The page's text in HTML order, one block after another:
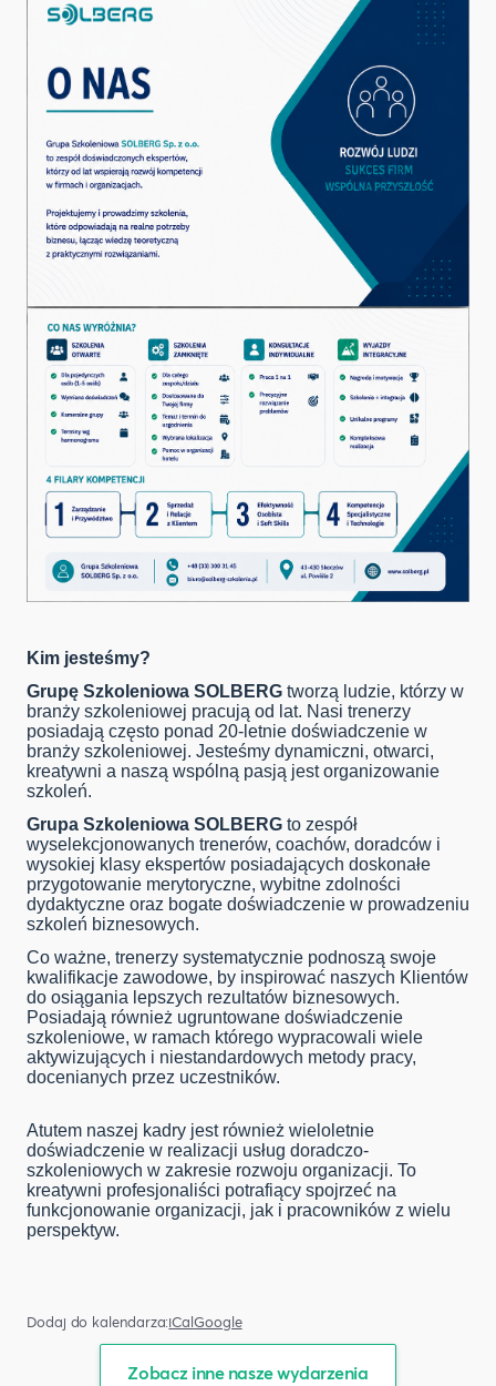
Kim jesteśmy?
Grupę Szkoleniowa SOLBERG tworzą ludzie, którzy w
branży szkoleniowej pracują od lat. Nasi trenerzy
posiadają często ponad 20-letnie doświadczenie w
branży szkoleniowej. Jesteśmy dynamiczni, otwarci,
kreatywni a naszą wspólną pasją jest organizowanie
szkoleń.
Grupa Szkoleniowa SOLBERG to zespół
wyselekcjonowanych trenerów, coachów, doradców i
wysokiej klasy ekspertów posiadających doskonałe
przygotowanie merytoryczne, wybitne zdolności
dydaktyczne oraz bogate doświadczenie w prowadzeniu
szkoleń biznesowych.
Co ważne, trenerzy systematycznie podnoszą swoje
kwalifikacje zawodowe, by inspirować naszych Klientów
do osiągania lepszych rezultatów biznesowych.
Posiadają również ugruntowane doświadczenie
szkoleniowe, w ramach którego wypracowali wiele
aktywizujących i niestandardowych metody pracy,
docenianych przez uczestników.
Atutem naszej kadry jest również wieloletnie
doświadczenie w realizacji usług doradczo-
szkoleniowych w zakresie rozwoju organizacji. To
kreatywni profesjonaliści potrafiący spojrzeć na
funkcjonowanie organizacji, jak i pracowników z wielu
perspektyw.
Dodaj do kalendarza:iCalGoogle
Zobacz inne nasze wydarzenia